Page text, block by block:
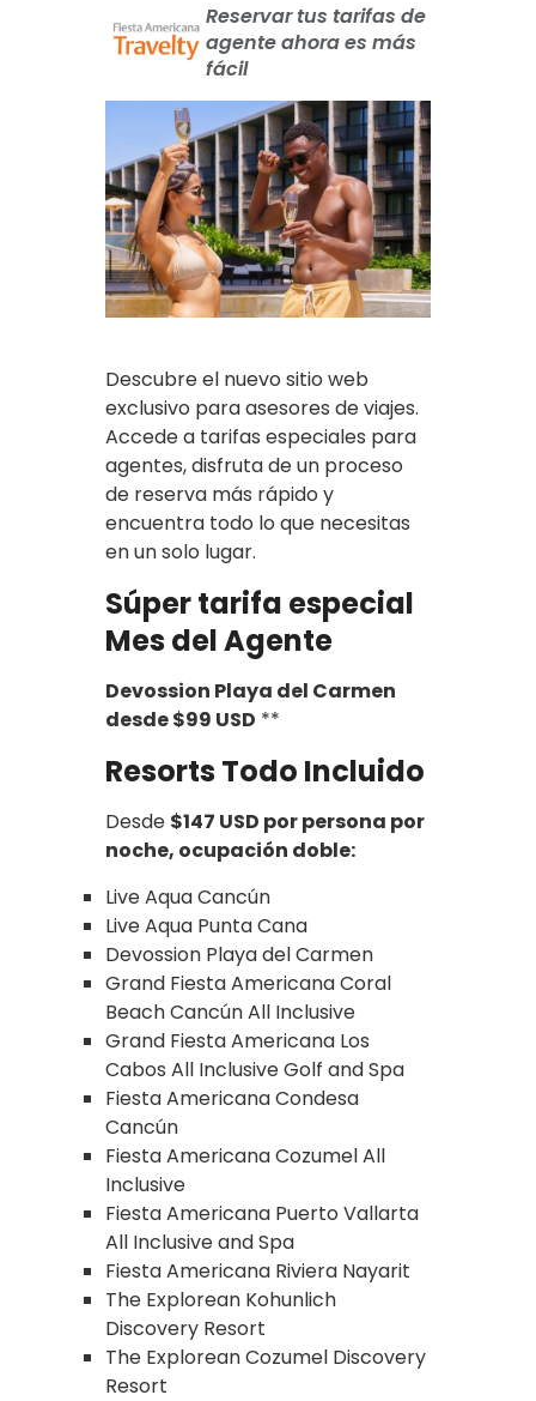
Reservar tus tarifas de
agente ahora es más
fácil
Descubre el nuevo sitio web
exclusivo para asesores de viajes.
Accede a tarifas especiales para
agentes, disfruta de un proceso
de reserva más rápido y
encuentra todo lo que necesitas
en un solo lugar.
Súper tarifa especial
Mes del Agente
Devossion Playa del Carmen
desde $99 USD **
Resorts Todo Incluido
Desde $147 USD por persona por
noche, ocupación doble:
Live Aqua Cancún
Live Aqua Punta Cana
Devossion Playa del Carmen
Grand Fiesta Americana Coral
Beach Cancún All Inclusive
Grand Fiesta Americana Los
Cabos All Inclusive Golf and Spa
Fiesta Americana Condesa
Cancún
Fiesta Americana Cozumel All
Inclusive
Fiesta Americana Puerto Vallarta
All Inclusive and Spa
Fiesta Americana Riviera Nayarit
The Explorean Kohunlich
Discovery Resort
The Explorean Cozumel Discovery
Resort